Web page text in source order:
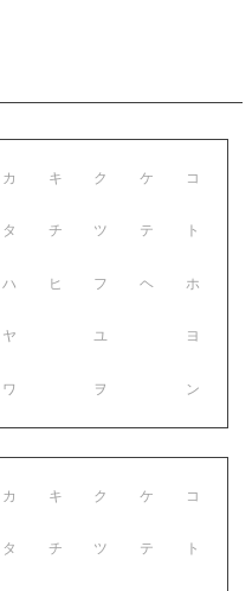
カ キ ク ケ コ
タ チ ツ テ ト
ハ ヒ フ ヘ ホ
ヤ ユ ヨ
ワ ヲ ン
カ キ ク ケ コ
タ チ ツ テ ト